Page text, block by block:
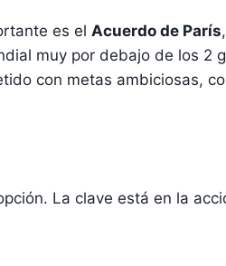
es el Acuerdo de París
muy por debajo de los 2
con metas ambiciosas,
La clave está en la